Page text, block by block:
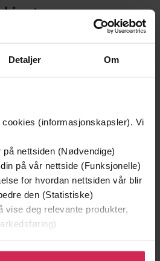
Detaljer Om
(informasjonskapsler). Vi
nettsiden (Nødvendige)
på vår nettside (Funksjonelle)
for hvordan nettsiden vår blir
den (Statistiske)
deg relevante produkter,
å gi oss ditt samtykke til å
kjøpt